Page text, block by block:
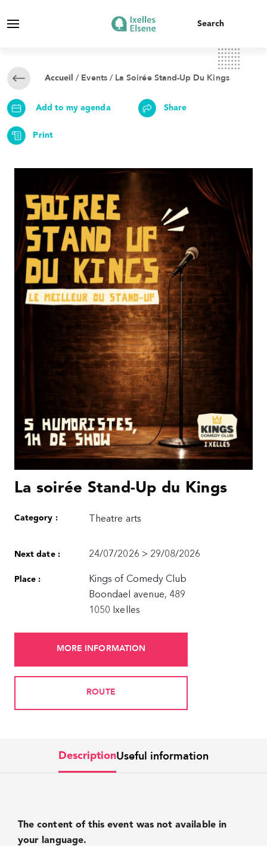
Accueil / Events/ La Soirée Stand-Up Du Kings
Add to my agenda Share
Print
La soirée Stand-Up du Kings
Category : Theatre arts
Next date : 24/07/2026 > 29/08/2026
Place :
Kings of Comedy Club
Boondael avenue, 489
1050 Ixelles
MORE INFORMATION
ROUTE
DescriptionUseful information
The content of this event was not available in
your language.